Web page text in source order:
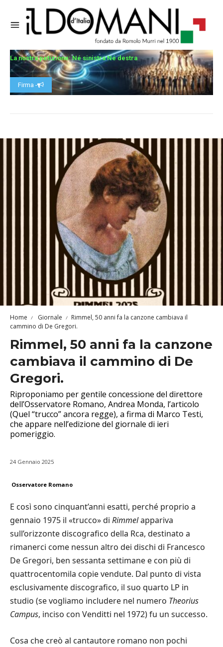
La nostra petizione: Né sinistra Né destra
Firma -
Home Giornale
Rimmel, 50 anni fa la canzone cambiava il
cammino di De Gregori.
Rimmel, 50 anni fa la canzone
cambiava il cammino di De
Gregori.
Riproponiamo per gentile concessione del direttore
dell’Osservatore Romano, Andrea Monda, l’articolo
(Quel “trucco” ancora regge), a firma di Marco Testi,
che appare nell’edizione del giornale di ieri
pomeriggio.
24 Gennaio 2025
Osservatore Romano
E così sono cinquant’anni esatti, perché proprio a
gennaio 1975 il «trucco» di Rimmelappariva
sull’orizzonte discografico della Rca, destinato a
rimanerci come nessun altro dei dischi di Francesco
De Gregori, ben sessanta settimane e con più di
quattrocentomila copie vendute. Dal punto di vista
esclusivamente discografico, il suo quarto LP in
studio (se vogliamo includere nel numero Theorius
Campus, inciso con Venditti nel 1972) fu un successo.
Cosa che creò al cantautore romano non pochi